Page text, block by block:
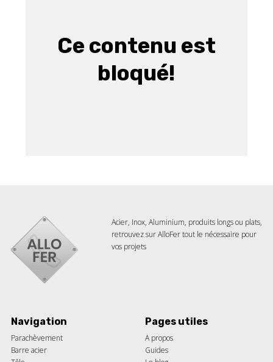
Ce contenu est
bloqué!
Acier, Inox, Aluminium, produits longs ou plats,
retrouvez sur AlloFer tout le nécessaire pour
vos projets
Navigation
Parachèvement
Barre acier
Pages utiles
A propos
Guides